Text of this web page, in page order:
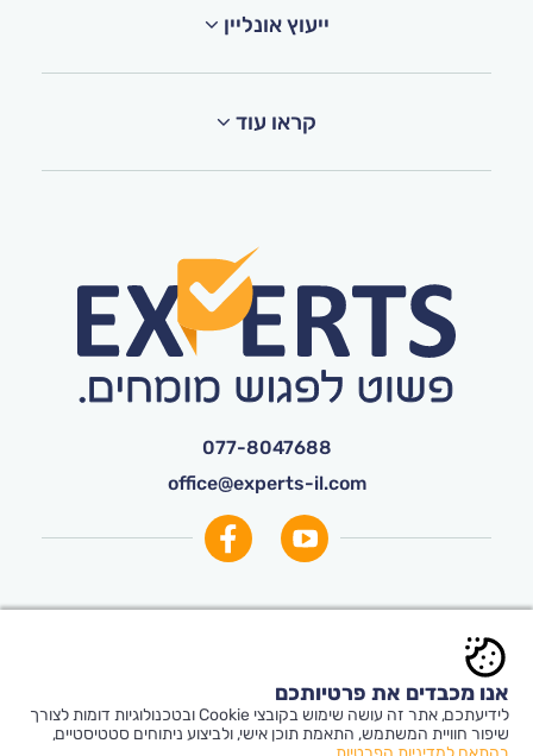
ייעוץ אונליין
קראו עוד
077-8047688
office@experts-il.com
© כל הזכויות שמורות ל-
תקנון אתר ותנאי שימוש|הצהרת נגישות|
הצטרפות יועצים
אנו מכבדים את פרטיותכם
לידיעתכם, אתר זה עושה שימוש בקובצי Cookie ובטכנולוגיות דומות לצורך
שיפור חוויית המשתמש, התאמת תוכן אישי, ולביצוע ניתוחים סטטיסטיים,